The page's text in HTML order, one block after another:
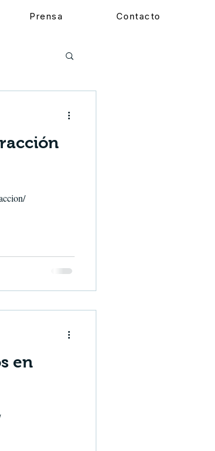
Prensa Contacto
en